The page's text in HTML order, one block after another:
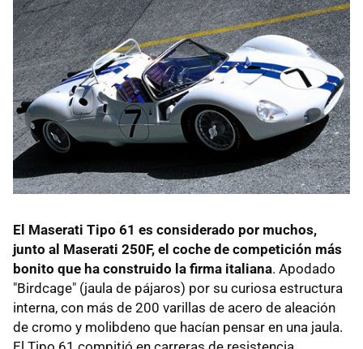
El Maserati Tipo 61 es considerado por muchos,
junto al Maserati 250F, el coche de competición más
bonito que ha construido la firma italiana. Apodado
"Birdcage" (jaula de pájaros) por su curiosa estructura
interna, con más de 200 varillas de acero de aleación
de cromo y molibdeno que hacían pensar en una jaula.